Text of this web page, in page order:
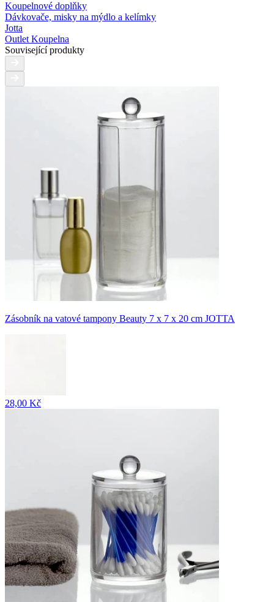
Koupelnové doplňky
Dávkovače, misky na mýdlo a kelímky
Jotta
Outlet Koupelna
Související produkty
Zásobník na vatové tampony Beauty 7 x 7 x 20 cm JOTTA
28,00 Kč